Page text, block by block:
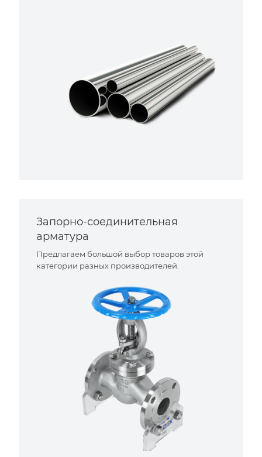
Запорно-соединительная
арматура
Предлагаем большой выбор товаров этой
категории разных производителей.